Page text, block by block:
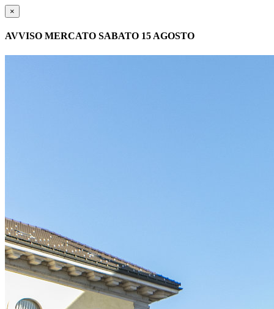
×
AVVISO MERCATO SABATO 15 AGOSTO